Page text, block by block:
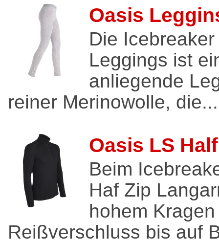
Oasis
Die Icebreaker
Leggings ist
anliegende
reiner Merinowolle, die...
Oasis LS
Beim
Haf Zip
hohem
Reißverschluss bis auf